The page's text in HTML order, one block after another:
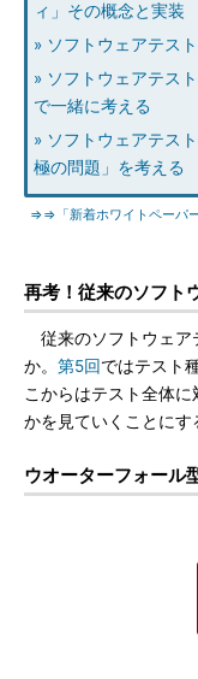
ィ」その概念と実装
» ソフトウェアテス
» ソフトウェアテス
で一緒に考える
» ソフトウェアテス
極の問題」を考える
⇒⇒「新着ホワイトペーパ
再考！従来のソフト
従来のソフトウェア
か。 第5回ではテスト
こからはテスト全体
かを見ていくことにす
ウオーターフォール